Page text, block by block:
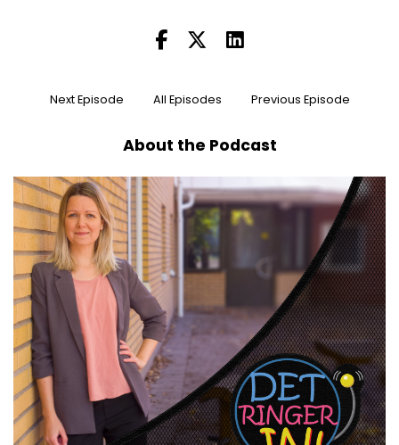
Next Episode All Episodes Previous Episode
About the Podcast